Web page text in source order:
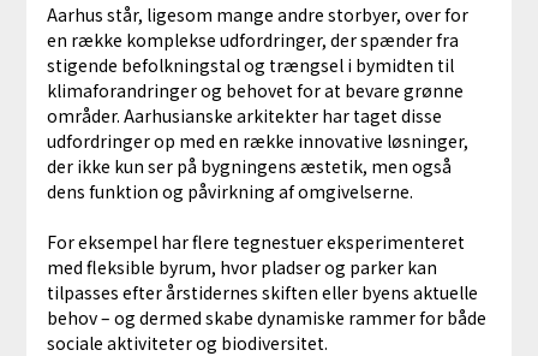
Aarhus står, ligesom mange andre storbyer, over for
en række komplekse udfordringer, der spænder fra
stigende befolkningstal og trængsel i bymidten til
klimaforandringer og behovet for at bevare grønne
områder. Aarhusianske arkitekter har taget disse
udfordringer op med en række innovative løsninger,
der ikke kun ser på bygningens æstetik, men også
dens funktion og påvirkning af omgivelserne.
For eksempel har flere tegnestuer eksperimenteret
med fleksible byrum, hvor pladser og parker kan
tilpasses efter årstidernes skiften eller byens aktuelle
behov – og dermed skabe dynamiske rammer for både
sociale aktiviteter og biodiversitet.